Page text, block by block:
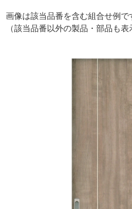
画像は該当品番を含む組合せ例で
（該当品番以外の製品・部品も表